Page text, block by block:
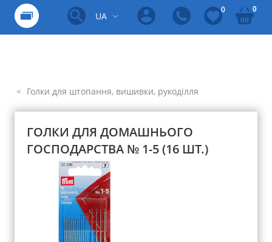
UA
0 0
Голки для штопання, вишивки, рукоділля
ГОЛКИ ДЛЯ ДОМАШНЬОГО
ГОСПОДАРСТВА № 1-5 (16 ШТ.)